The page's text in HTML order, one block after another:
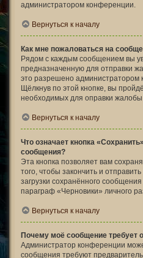
администратором конференции.
Вернуться к началу
Как мне пожаловаться на
Рядом с каждым сообщением вы
предназначенную для отправки
это разрешено администратором
Щёлкнув по этой кнопке, вы
необходимых для оправки
Вернуться к началу
Что означает кнопка
сообщения?
Эта кнопка позволяет вам
того, чтобы закончить и
загрузки сохранённого
параграф «Черновики» личного
Вернуться к началу
Почему моё сообщение требует
Администратор конференции
сообщения требуют